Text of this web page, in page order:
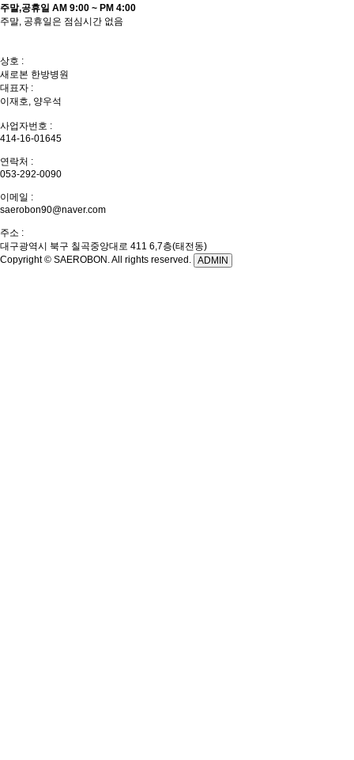
주말,공휴일 AM 9:00 ~ PM 4:00
주말, 공휴일은 점심시간 없음
상호 :
새로본 한방병원
대표자 :
이재호, 양우석
사업자번호 :
414-16-01645
연락처 :
053-292-0090
이메일 :
saerobon90@naver.com
주소 :
대구광역시 북구 칠곡중앙대로 411 6,7층(태전동)
Copyright © SAEROBON. All rights reserved.